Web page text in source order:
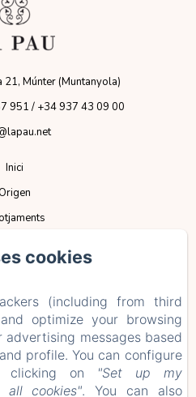
21, Múnter (Muntanyola)
951 / +34 937 43 09 00
Inici
Serveis
ES
CA
cookies
(including from third
optimize your browsing
messages based
profile. You can configure
clicking on
"Set up my
all cookies". You can also